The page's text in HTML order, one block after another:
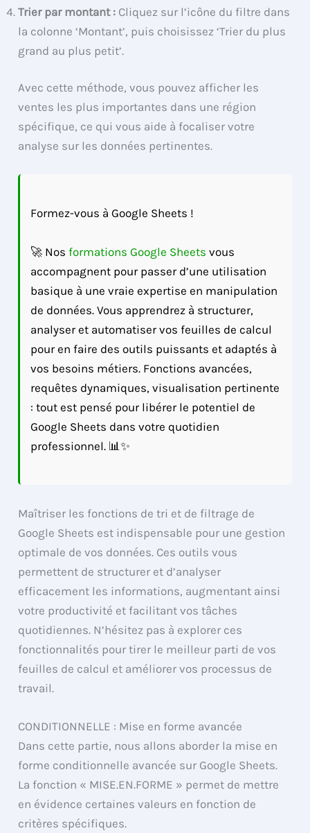
Trier par montant : Cliquez sur l’icône du filtre dans
la colonne ‘Montant’, puis choisissez ‘Trier du plus
grand au plus petit’.
Avec cette méthode, vous pouvez afficher les
ventes les plus importantes dans une région
spécifique, ce qui vous aide à focaliser votre
analyse sur les données pertinentes.
Formez-vous à Google Sheets !
🚀 Nosformations Google Sheets vous
accompagnent pour passer d’une utilisation
basique à une vraie expertise en manipulation
de données. Vous apprendrez à structurer,
analyser et automatiser vos feuilles de calcul
pour en faire des outils puissants et adaptés à
vos besoins métiers. Fonctions avancées,
requêtes dynamiques, visualisation pertinente
: tout est pensé pour libérer le potentiel de
Google Sheets dans votre quotidien
professionnel. 📊✨
Maîtriser les fonctions de tri et de filtrage de
Google Sheets est indispensable pour une gestion
optimale de vos données. Ces outils vous
permettent de structurer et d’analyser
efficacement les informations, augmentant ainsi
votre productivité et facilitant vos tâches
quotidiennes. N’hésitez pas à explorer ces
fonctionnalités pour tirer le meilleur parti de vos
feuilles de calcul et améliorer vos processus de
travail.
CONDITIONNELLE : Mise en forme avancée
Dans cette partie, nous allons aborder la mise en
forme conditionnelle avancée sur Google Sheets.
La fonction « MISE.EN.FORME » permet de mettre
en évidence certaines valeurs en fonction de
critères spécifiques.